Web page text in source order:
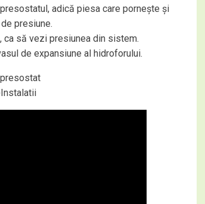
adică piesa care pornește și
presiune.
ca să vezi presiunea din sistem.
de expansiune al hidroforului.